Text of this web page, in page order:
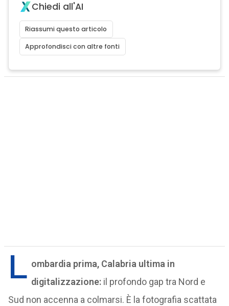
Chiedi all'AI
Riassumi questo articolo
Approfondisci con altre fonti
L ombardia prima, Calabria ultima in
digitalizzazione:il profondo gap tra Nord e
Sud non accenna a colmarsi. È la fotografia scattata